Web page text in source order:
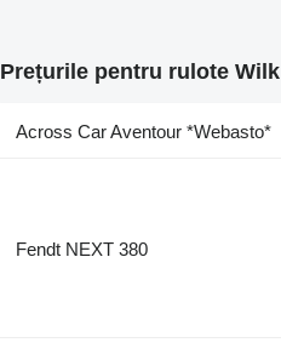
Prețurile pentru rulote Wilk
Across Car Aventour *Webasto*
Fendt NEXT 380